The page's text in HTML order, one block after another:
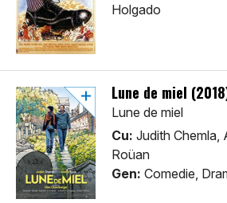
Holgado
Lune de miel
Lune de miel
Cu: Judith Chemla,
Roüan
Gen: Comedie,